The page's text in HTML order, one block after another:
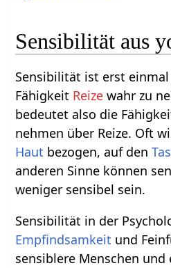
Sensibilität aus
Sensibilität ist erst
Fähigkeit Reize wahr zu
bedeutet also die
nehmen über Reize. Oft
Haut bezogen, auf den
anderen Sinne können
weniger sensibel sein.
Sensibilität in der
Empfindsamkeit und
sensiblere Menschen